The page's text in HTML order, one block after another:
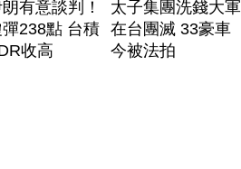
有意談判！
238點 台積
收高
太子集團洗錢大軍
在台團滅 33豪車
今被法拍